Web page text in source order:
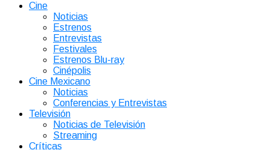
Cine
Noticias
Estrenos
Entrevistas
Festivales
Estrenos Blu-ray
Cinépolis
Cine Mexicano
Noticias
Conferencias y Entrevistas
Televisión
Noticias de Televisión
Streaming
Críticas